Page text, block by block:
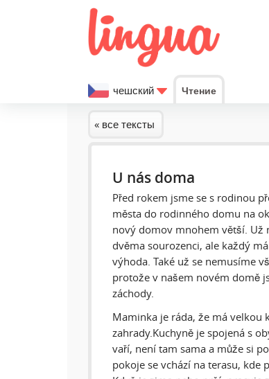
чешский Чтение
« все тексты
U nás doma
Před rokem jsme se s rodinou
města do rodinného domu na
nový domov mnohem větší. Už
dvěma sourozenci, ale každý
výhoda. Také už se nemusíme
protože v našem novém domě
záchody.
Maminka je ráda, že má velkou
zahrady.Kuchyně je spojená s
vaří, není tam sama a může si
pokoje se vchází na terasu, kde